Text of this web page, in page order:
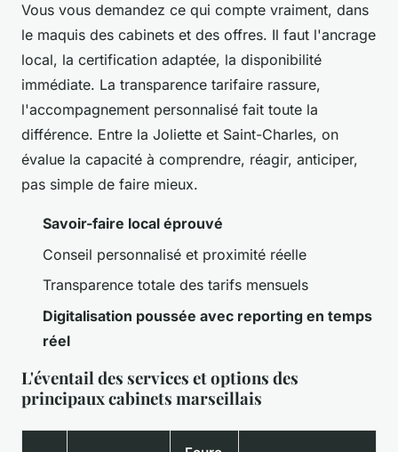
Vous vous demandez ce qui compte vraiment, dans
le maquis des cabinets et des offres. Il faut l'ancrage
local, la certification adaptée, la disponibilité
immédiate. La transparence tarifaire rassure,
l'accompagnement personnalisé fait toute la
différence. Entre la Joliette et Saint-Charles, on
évalue la capacité à comprendre, réagir, anticiper,
pas simple de faire mieux.
Savoir-faire local éprouvé
Conseil personnalisé et proximité réelle
Transparence totale des tarifs mensuels
Digitalisation poussée avec reporting en temps
réel
L'éventail des services et options des
principaux cabinets marseillais